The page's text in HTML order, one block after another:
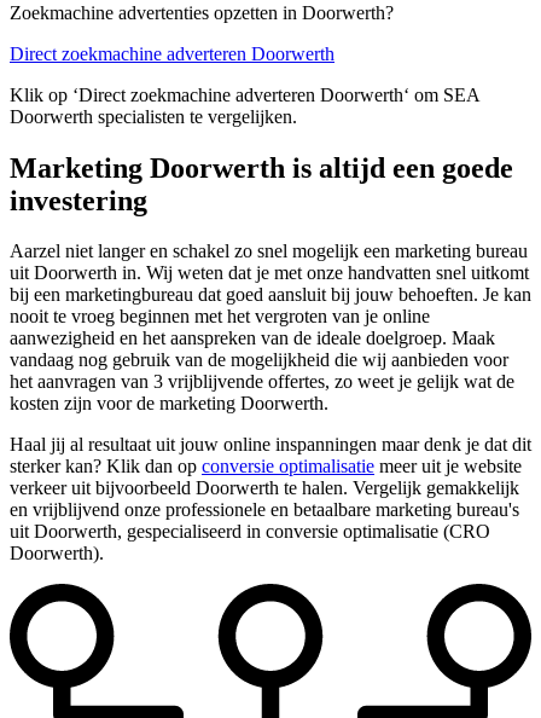
Zoekmachine advertenties opzetten in Doorwerth?
Direct zoekmachine adverteren Doorwerth
Klik op ‘Direct zoekmachine adverteren Doorwerth‘ om SEA
Doorwerth specialisten te vergelijken.
Marketing Doorwerth is altijd een goede
investering
Aarzel niet langer en schakel zo snel mogelijk een marketing bureau
uit Doorwerth in. Wij weten dat je met onze handvatten snel uitkomt
bij een marketingbureau dat goed aansluit bij jouw behoeften. Je kan
nooit te vroeg beginnen met het vergroten van je online
aanwezigheid en het aanspreken van de ideale doelgroep. Maak
vandaag nog gebruik van de mogelijkheid die wij aanbieden voor
het aanvragen van 3 vrijblijvende offertes, zo weet je gelijk wat de
kosten zijn voor de marketing Doorwerth.
Haal jij al resultaat uit jouw online inspanningen maar denk je dat dit
sterker kan? Klik dan op conversie optimalisatie meer uit je website
verkeer uit bijvoorbeeld Doorwerth te halen. Vergelijk gemakkelijk
en vrijblijvend onze professionele en betaalbare marketing bureau's
uit Doorwerth, gespecialiseerd in conversie optimalisatie (CRO
Doorwerth).